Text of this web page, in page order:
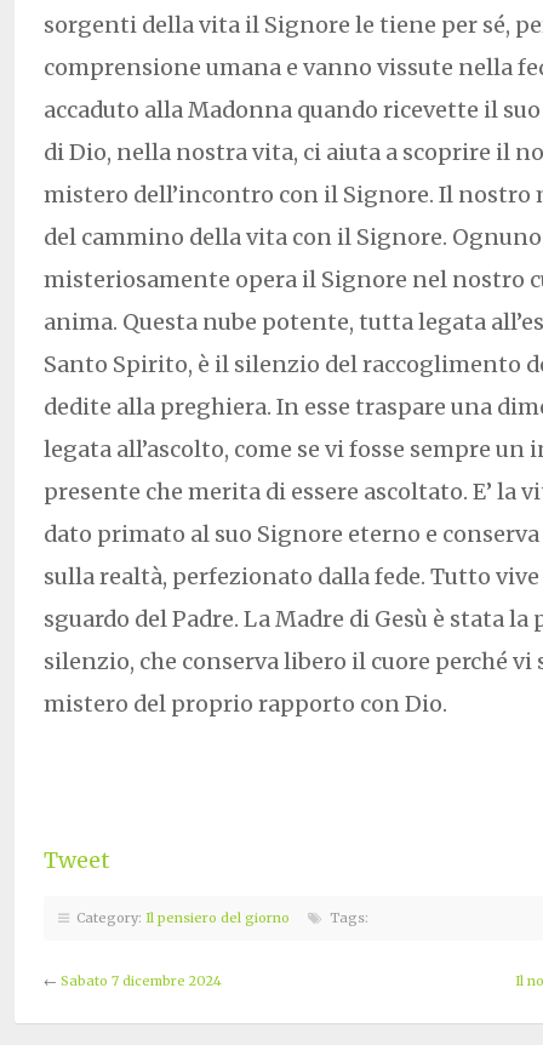
sorgenti della vita il Signore le tiene per sé,
comprensione umana e vanno vissute nella
accaduto alla Madonna quando ricevette il
di Dio, nella nostra vita, ci aiuta a scoprire il
mistero dell’incontro con il Signore. Il nostro
del cammino della vita con il Signore.
misteriosamente opera il Signore nel nostro
anima. Questa nube potente, tutta legata
Santo Spirito, è il silenzio del raccoglimento
dedite alla preghiera. In esse traspare una
legata all’ascolto, come se vi fosse sempre
presente che merita di essere ascoltato. E’ la
dato primato al suo Signore eterno e
sulla realtà, perfezionato dalla fede. Tutto
sguardo del Padre. La Madre di Gesù è stata
silenzio, che conserva libero il cuore perché
mistero del proprio rapporto con Dio.
Tweet
Category: Il pensiero del giorno Tags:
← Sabato 7 dicembre 2024 Il